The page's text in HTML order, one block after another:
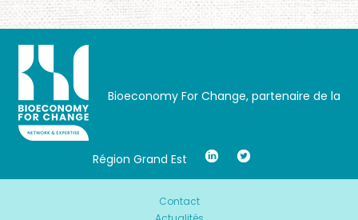
Bioeconomy For Change, partenaire de la
Région Grand Est
Contact